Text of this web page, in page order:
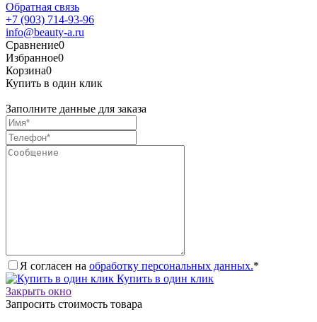
Обратная связь
+7 (903) 714-93-96
info@beauty-a.ru
Сравнение0
Избранное0
Корзина0
Купить в один клик
Заполните данные для заказа
Я согласен на обработку персональных данных.*
Купить в один клик
Закрыть окно
Запросить стоимость товара